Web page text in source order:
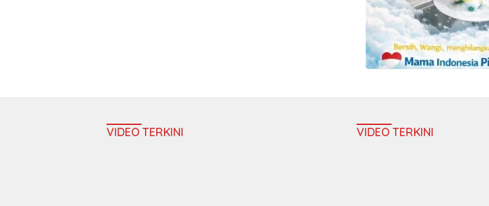
VIDEO TERKINI VIDEO TERKINI